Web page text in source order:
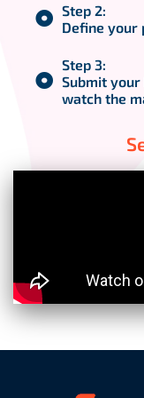
Step 2:
Define your
Step 3:
Submit
watch the